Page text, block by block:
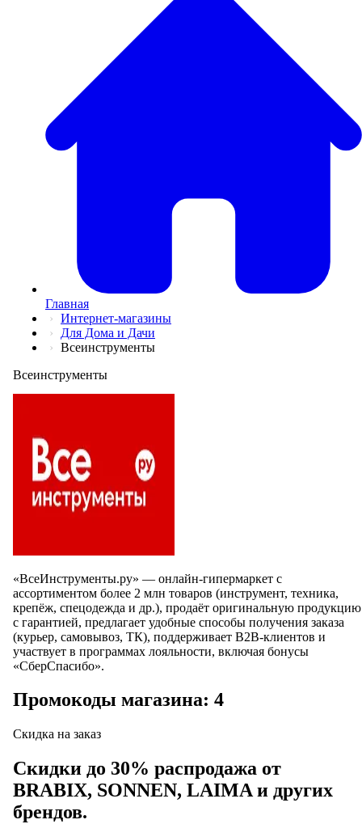
📖
Отдых,
Доставка еды
Финансы
Главная
Интернет-магазины
Для Дома и Дачи
Всеинструменты
Всеинструменты
«ВсеИнструменты.ру» — онлайн‑гипермаркет с
ассортиментом более 2 млн товаров (инструмент, техника,
крепёж, спецодежда и др.), продаёт оригинальную продукцию
с гарантией, предлагает удобные способы получения заказа
(курьер, самовывоз, ТК), поддерживает B2B‑клиентов и
участвует в программах лояльности, включая бонусы
«СберСпасибо».
Промокоды магазина: 4
Скидка на заказ
Скидки до 30% распродажа от
BRABIX, SONNEN, LAIMA и других
брендов.